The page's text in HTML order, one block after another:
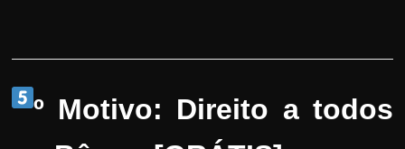
º Motivo: Direito a todos